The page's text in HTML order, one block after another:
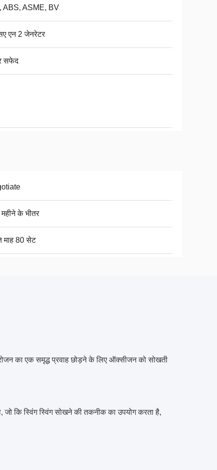
ABS, ASME, BV
एन 2 जेनरेटर
सफेद
के भीतर
माह 80 सेट
का एक समृद्ध प्रवाह छोड़ने के लिए ऑक्सीजन को सोखती
जो कि स्विंग स्विंग सोखने की तकनीक का उपयोग करता है,